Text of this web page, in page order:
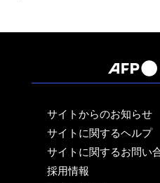
サイトからのお知らせ
サイトに関するヘルプ
サイトに関するお問い
採用情報